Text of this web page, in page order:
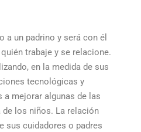
a un padrino y será con él
trabaje y se relacione.
en la medida de sus
tecnológicas y
a mejorar algunas de las
los niños. La relación
sus cuidadores o padres